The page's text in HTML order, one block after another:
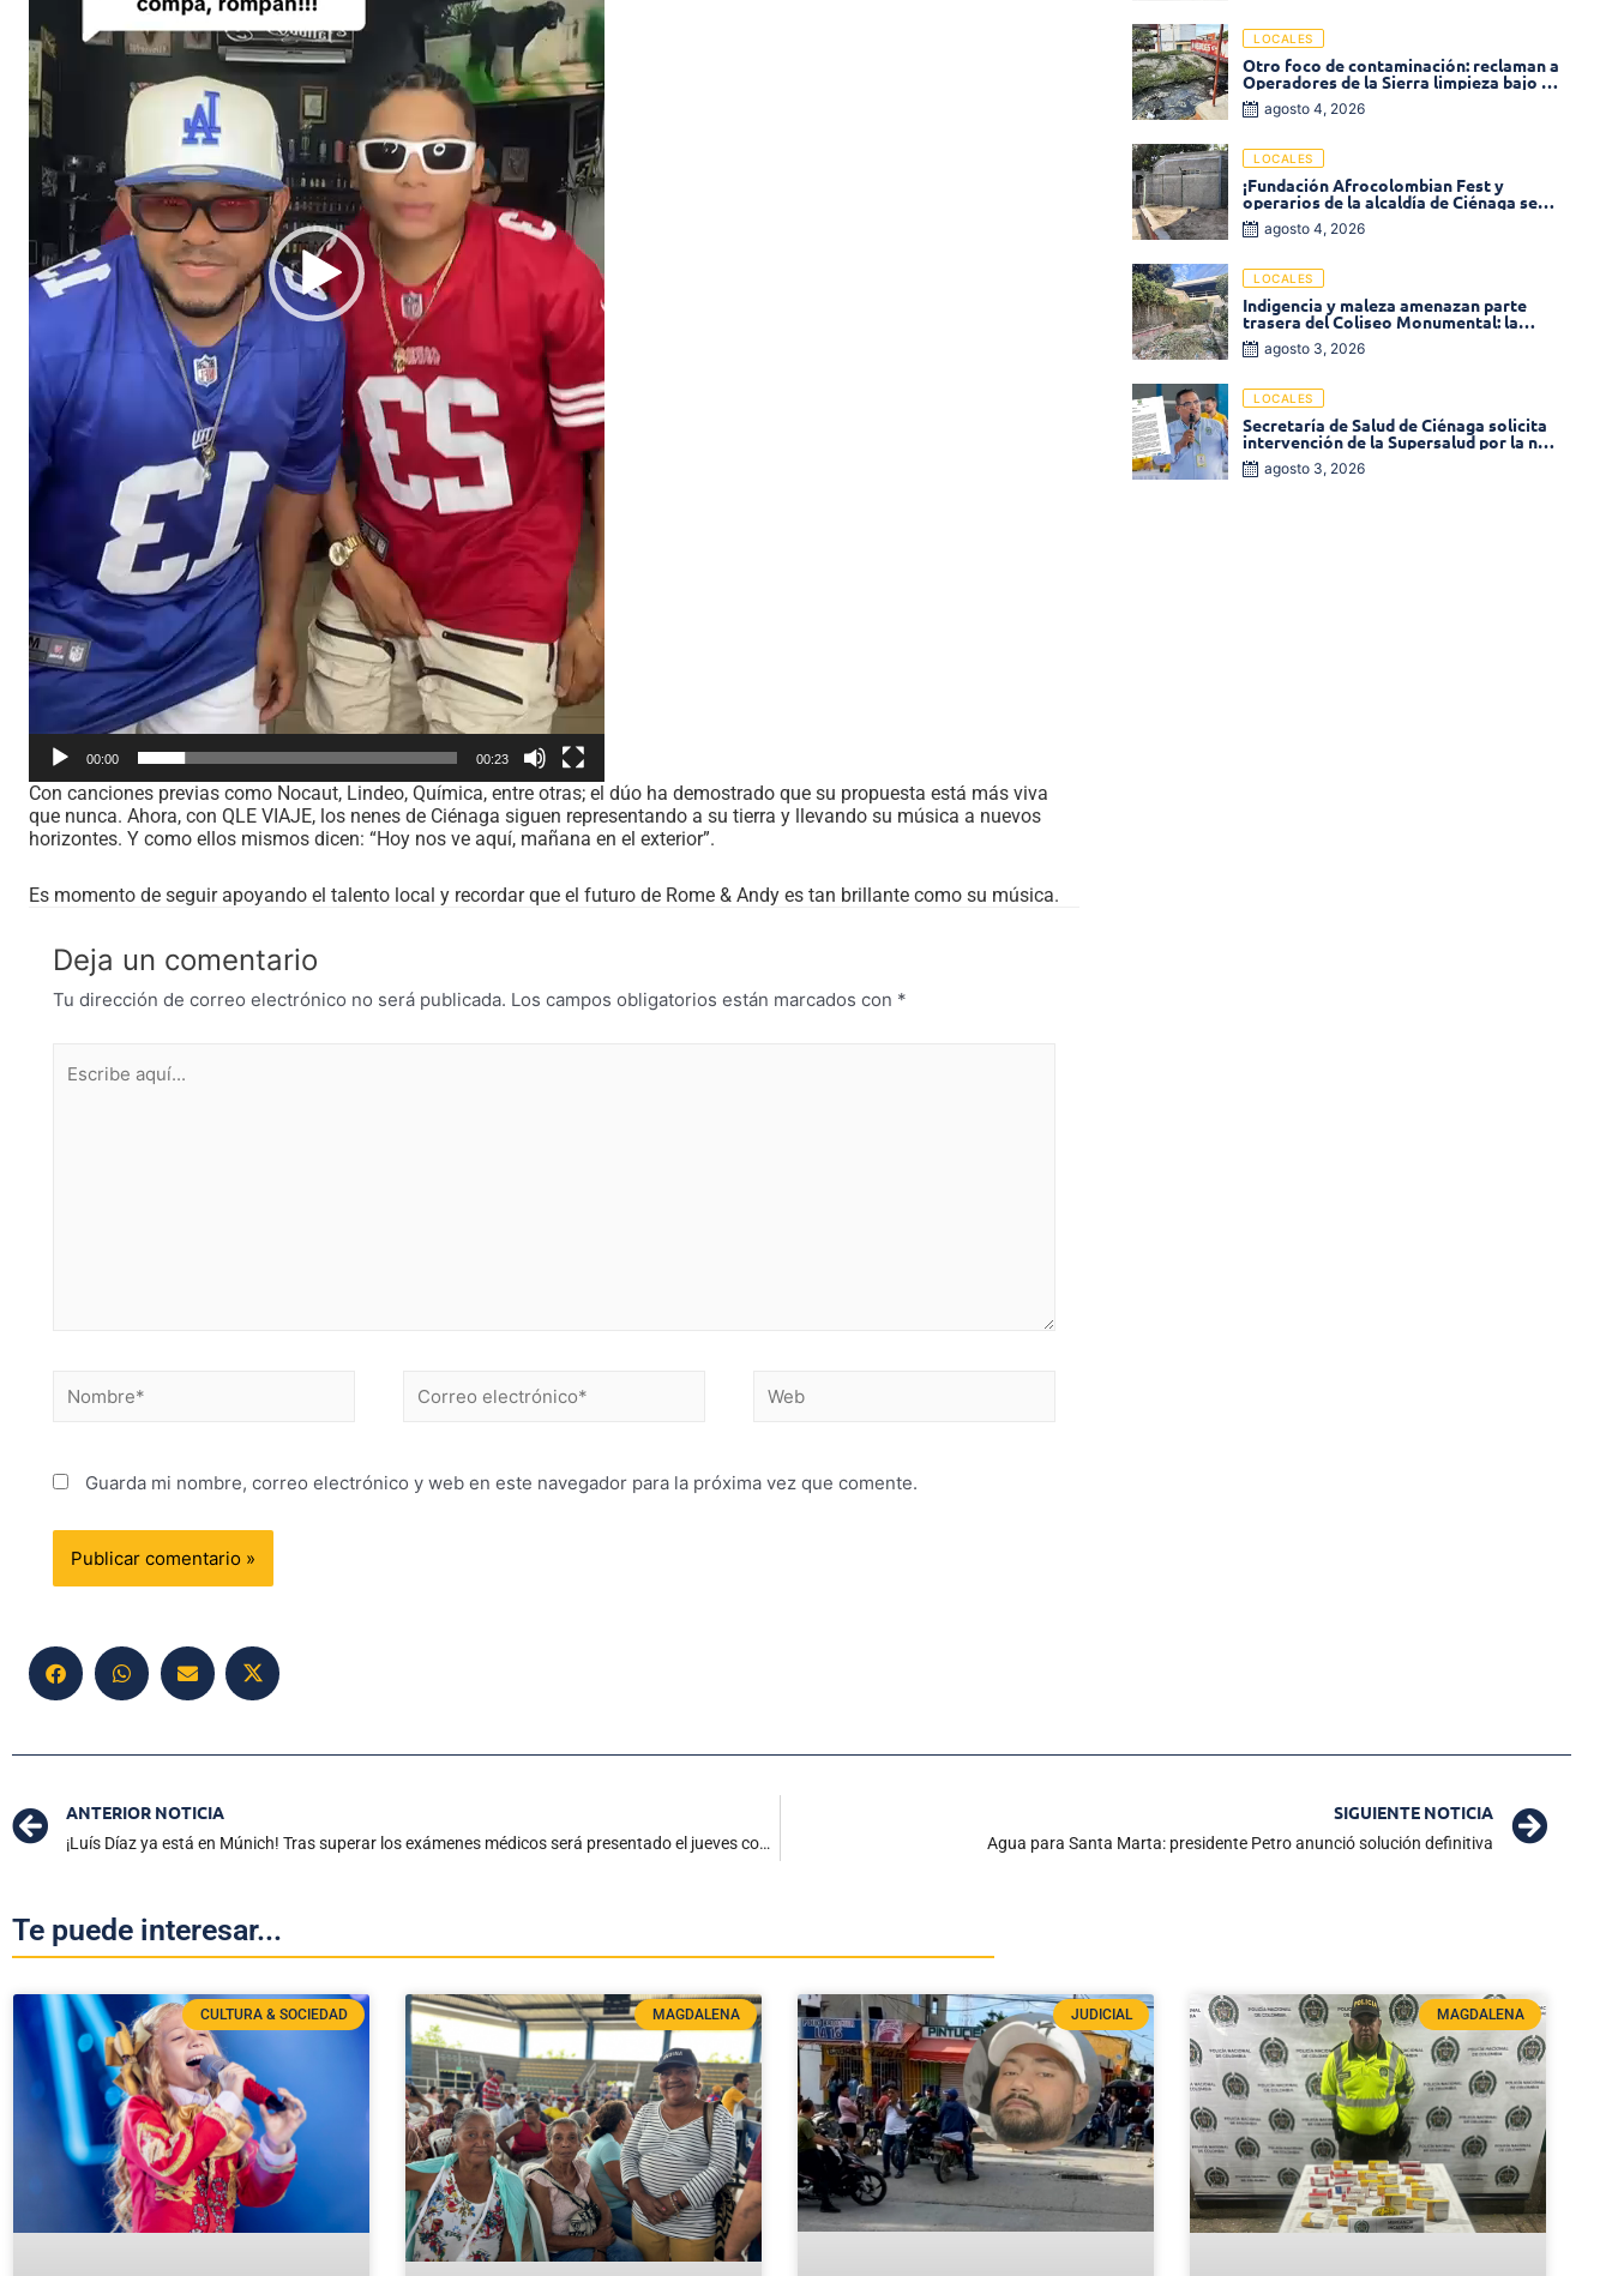
00:00 00:23
Con canciones previas como Nocaut, Lindeo, Química, entre otras; el dúo ha demostrado que su propuesta está más viva
que nunca. Ahora, con QLE VIAJE, los nenes de Ciénaga siguen representando a su tierra y llevando su música a nuevos
horizontes. Y como ellos mismos dicen: “Hoy nos ve aquí, mañana en el exterior”.
Es momento de seguir apoyando el talento local y recordar que el futuro de Rome & Andy es tan brillante como su música.
Deja un comentario
Tu dirección de correo electrónico no será publicada. Los campos obligatorios están marcados con *
Guarda mi nombre, correo electrónico y web en este navegador para la próxima vez que comente.
LOCALES
Otro foco de contaminación: reclaman a
Operadores de la Sierra limpieza bajo el
puente de la calle 19 con carrera 11
agosto 4, 2026
LOCALES
¡Fundación Afrocolombian Fest y
operarios de la alcaldía de Ciénaga se
ponen la 10! Realizan limpieza de la
parte posterior del Coliseo
agosto 4, 2026
LOCALES
Indigencia y maleza amenazan parte
trasera del Coliseo Monumental: la
comunidad exige acción inmediata!
agosto 3, 2026
LOCALES
Secretaría de Salud de Ciénaga solicita
intervención de la Supersalud por la no
entrega de medicamentos en las EPS
agosto 3, 2026
ANTERIOR NOTICIA
¡Luís Díaz ya está en Múnich! Tras superar los exámenes médicos será presentado el jueves con el Bayern
SIGUIENTE NOTICIA
Agua para Santa Marta: presidente Petro anunció solución definitiva
Te puede interesar...
CULTURA & SOCIEDAD MAGDALENA JUDICIAL MAGDALENA